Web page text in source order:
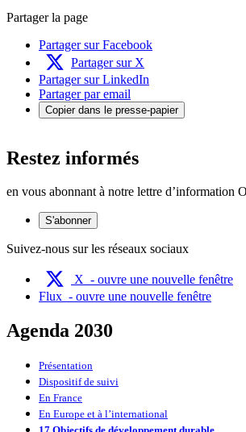
Partager la page
Partager sur Facebook
Partager sur X
Partager sur LinkedIn
Partager par email
Copier dans le presse-papier
Restez informés
en vous abonnant à notre lettre d’information
S'abonner
Suivez-nous sur les réseaux sociaux
X - ouvre une nouvelle fenêtre
Flux - ouvre une nouvelle fenêtre
Agenda 2030
Présentation
Dispositif de suivi
En France
En Europe et à l’international